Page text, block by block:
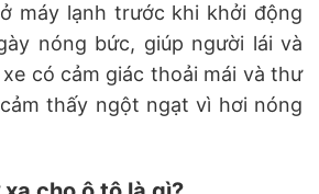
máy lạnh trước khi khởi động
nóng bức, giúp người lái và
có cảm giác thoải mái và thư
thấy ngột ngạt vì hơi nóng